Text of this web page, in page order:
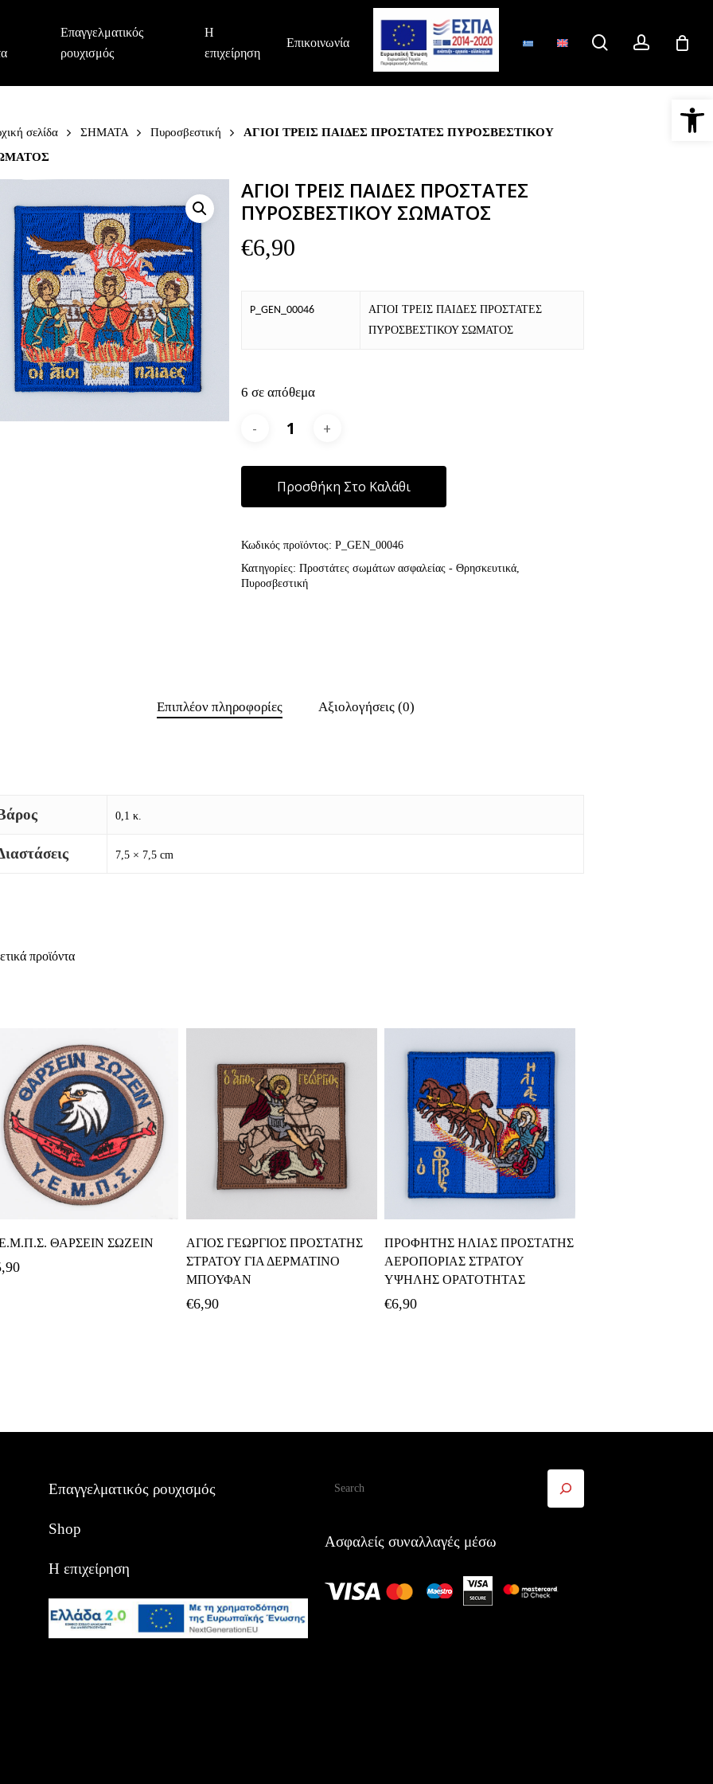
Επαγγελματικός
ρουχισμός
Η
επιχείρηση
Επικοινωνία searchaccount
σελίδα ΣΗΜΑΤΑ Πυροσβεστική
ΑΓΙΟΙ ΤΡΕΙΣ ΠΑΙΔΕΣ ΠΡΟΣΤΑΤΕΣ ΠΥΡΟΣΒΕΣΤΙΚΟΥ
ΑΓΙΟΙ ΤΡΕΙΣ ΠΑΙΔΕΣ ΠΡΟΣΤΑΤΕΣ
ΠΥΡΟΣΒΕΣΤΙΚΟΥ ΣΩΜΑΤΟΣ
€6,90
P_GEN_00046
ΑΓΙΟΙ ΤΡΕΙΣ ΠΑΙΔΕΣ ΠΡΟΣΤΑΤΕΣ
ΠΥΡΟΣΒΕΣΤΙΚΟΥ ΣΩΜΑΤΟΣ
6 σε απόθεμα
Προσθήκη Στο Καλάθι
Κωδικός προϊόντος: P_GEN_00046
Κατηγορίες: Προστάτες σωμάτων ασφαλείας - Θρησκευτικά,
Πυροσβεστική
Επιπλέον πληροφορίες Αξιολογήσεις (0)
0,1 κ.
7,5 × 7,5 cm
προϊόντα
ΘΑΡΣΕΙΝ ΣΩΖΕΙΝ
ΑΓΙΟΣ ΓΕΩΡΓΙΟΣ ΠΡΟΣΤΑΤΗΣ
ΣΤΡΑΤΟΥ ΓΙΑ ΔΕΡΜΑΤΙΝΟ
ΜΠΟΥΦΑΝ
€6,90
ΠΡΟΦΗΤΗΣ ΗΛΙΑΣ ΠΡΟΣΤΑΤΗΣ
ΑΕΡΟΠΟΡΙΑΣ ΣΤΡΑΤΟΥ
ΥΨΗΛΗΣ ΟΡΑΤΟΤΗΤΑΣ
€6,90
Επαγγελματικός ρουχισμός
Shop
Η επιχείρηση
Ασφαλείς συναλλαγές μέσω